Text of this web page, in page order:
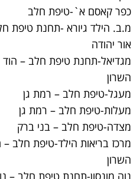
0/ כפר קאסם
טיפת חלב -
דוד אלעזר 21/
– הוד
חנקין 14/
גן
המעגל 24/
גן
שדרות קדושי מעלות 10/
ברק
רבינא 29/
חלב – הוד
13/ השחר 13
חלב – נווה